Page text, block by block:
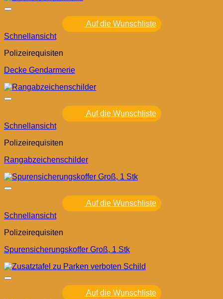
Auf die Wunschliste
Schnellansicht
Polizeirequisiten
Decke Gendarmerie
Auf die Wunschliste
Schnellansicht
Polizeirequisiten
Rangabzeichenschilder
Auf die Wunschliste
Schnellansicht
Polizeirequisiten
Spurensicherungskoffer Groß, 1 Stk
Auf die Wunschliste